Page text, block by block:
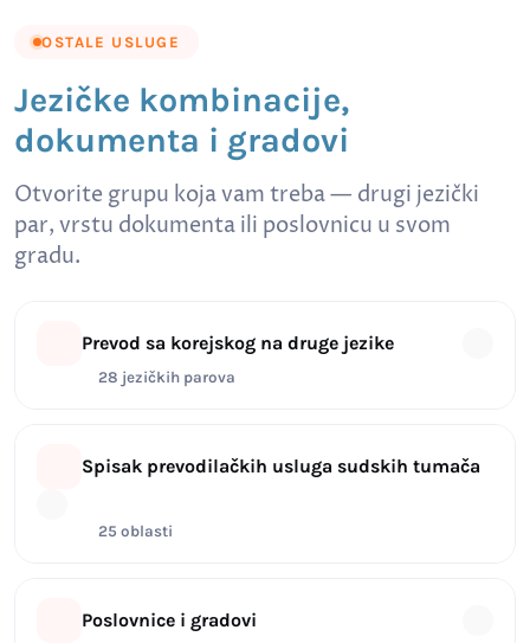
OSTALE USLUGE
Jezičke kombinacije,
dokumenta i gradovi
Otvorite grupu koja vam treba — drugi jezički
par, vrstu dokumenta ili poslovnicu u svom
gradu.
Prevod sa korejskog na druge jezike
28 jezičkih parova
Spisak prevodilačkih usluga sudskih tumača
25 oblasti
Poslovnice i gradovi